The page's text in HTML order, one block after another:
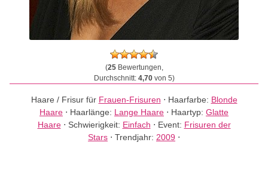
(25Bewertungen,
Durchschnitt: 4,70von 5)
Haare / Frisur für Frauen-Frisuren ⋅ Haarfarbe: Blonde
Haare ⋅ Haarlänge: Lange Haare ⋅ Haartyp: Glatte
Haare⋅ Schwierigkeit: Einfach ⋅ Event: Frisuren der
Stars ⋅ Trendjahr: 2009 ⋅